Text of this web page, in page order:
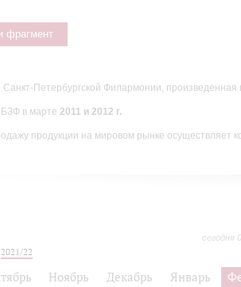
фрагмент
Санкт-Петербургской Филармонии,
в марте 2011 и 2012 г.
продукции на мировом рынке осуществляет
сегодня
2021/22
Ноябрь Декабрь Январь